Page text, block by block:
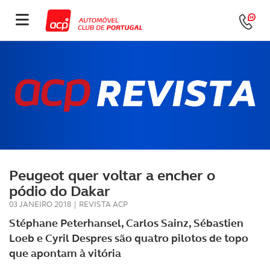
Peugeot quer voltar a encher o
pódio do Dakar
03 JANEIRO 2018 | REVISTA ACP
Stéphane Peterhansel, Carlos Sainz, Sébastien
Loeb e Cyril Despres são quatro pilotos de topo
que apontam à vitória